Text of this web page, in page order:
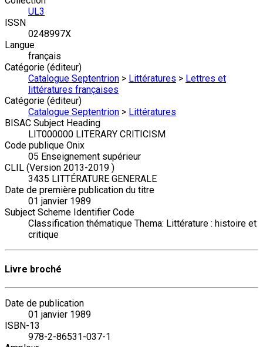
UL3
ISSN
0248997X
Langue
français
Catégorie (éditeur)
Catalogue Septentrion > Littératures > Lettres et
littératures françaises
Catégorie (éditeur)
Catalogue Septentrion > Littératures
BISAC Subject Heading
LIT000000 LITERARY CRITICISM
Code publique Onix
05 Enseignement supérieur
CLIL (Version 2013-2019 )
3435 LITTÉRATURE GENERALE
Date de première publication du titre
01 janvier 1989
Subject Scheme Identifier Code
Classification thématique Thema: Littérature : histoire et
critique
Livre broché
Date de publication
01 janvier 1989
ISBN-13
978-2-86531-037-1